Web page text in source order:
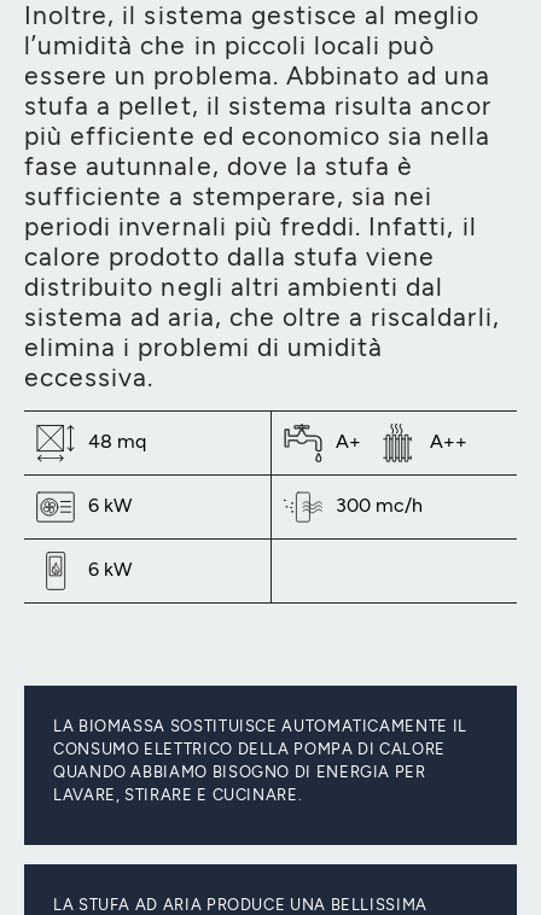
Inoltre, il sistema gestisce al meglio
l’umidità che in piccoli locali può
essere un problema. Abbinato ad una
stufa a pellet, il sistema risulta ancor
più efficiente ed economico sia nella
fase autunnale, dove la stufa è
sufficiente a stemperare, sia nei
periodi invernali più freddi. Infatti, il
calore prodotto dalla stufa viene
distribuito negli altri ambienti dal
sistema ad aria, che oltre a riscaldarli,
elimina i problemi di umidità
eccessiva.
48 mq A+ A++
6 kW 300 mc/h
6 kW
LA BIOMASSA SOSTITUISCE AUTOMATICAMENTE IL
CONSUMO ELETTRICO DELLA POMPA DI CALORE
QUANDO ABBIAMO BISOGNO DI ENERGIA PER
LAVARE, STIRARE E CUCINARE.
LA STUFA AD ARIA PRODUCE UNA BELLISSIMA